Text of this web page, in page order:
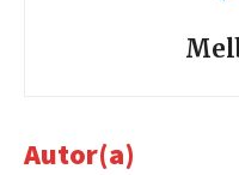
Autor(a)